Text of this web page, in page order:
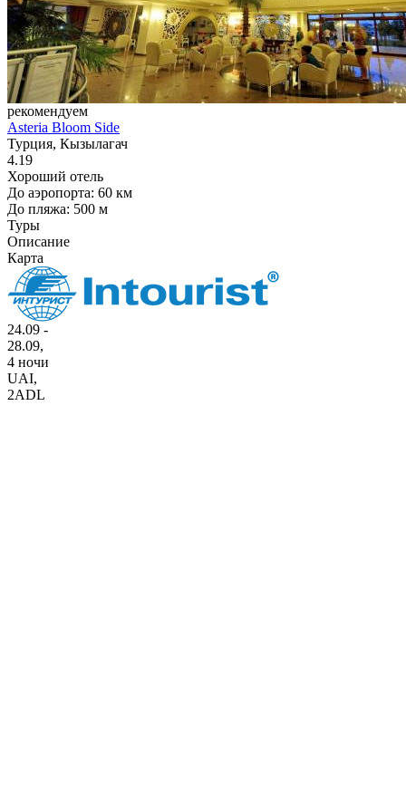
рекомендуем
Asteria Bloom Side
Турция, Кызылагач
4.19
Хороший отель
До аэропорта: 60 км
До пляжа: 500 м
Туры
Описание
Карта
24.09 -
28.09,
4 ночи
UAI,
2ADL